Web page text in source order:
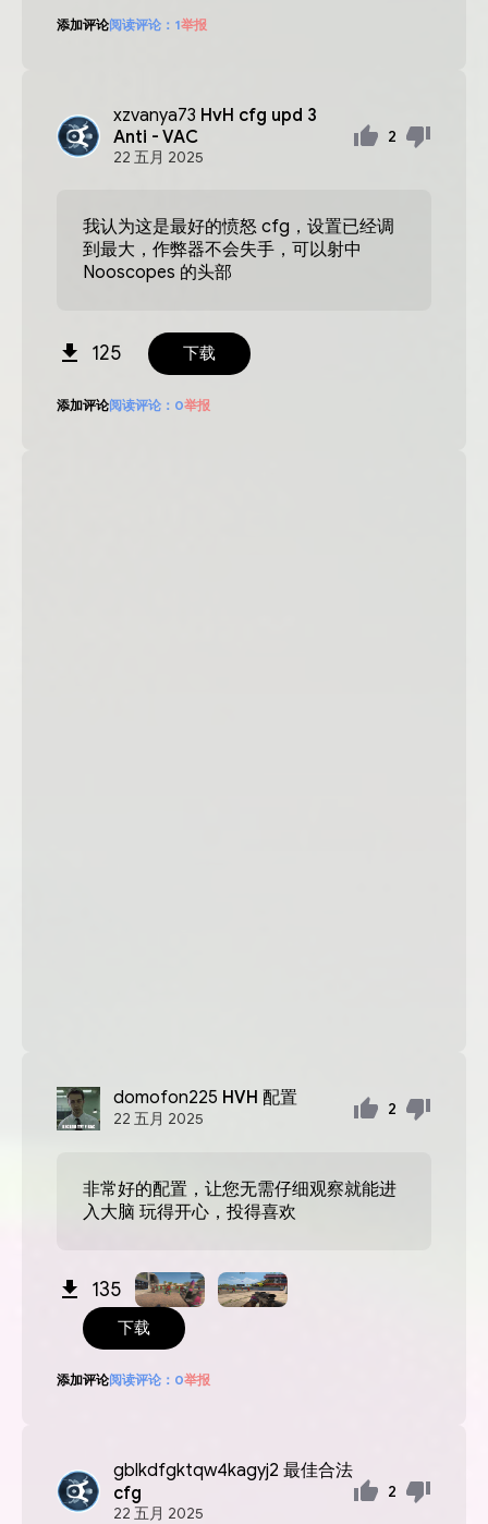
添加评论阅读评论： 1举报
xzvanya73 HvH cfg upd 3
Anti - VAC
22 五月 2025
2
我认为这是最好的愤怒 cfg，设置已经调
到最大，作弊器不会失手，可以射中
Nooscopes 的头部
125 下载
添加评论阅读评论： 0举报
domofon225 HVH 配置
22 五月 2025
2
非常好的配置，让您无需仔细观察就能进
入大脑 玩得开心，投得喜欢
135
下载
添加评论阅读评论： 0举报
gblkdfgktqw4kagyj2 最佳合法
cfg
22 五月 2025
2